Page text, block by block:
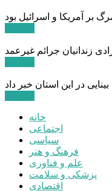
زندانیان جرائم غیرعمد
خانه
اجتماعی
سیاسی
فرهنگ و هنر
علم و فناوری
پزشکی و سلامت
اقتصادی